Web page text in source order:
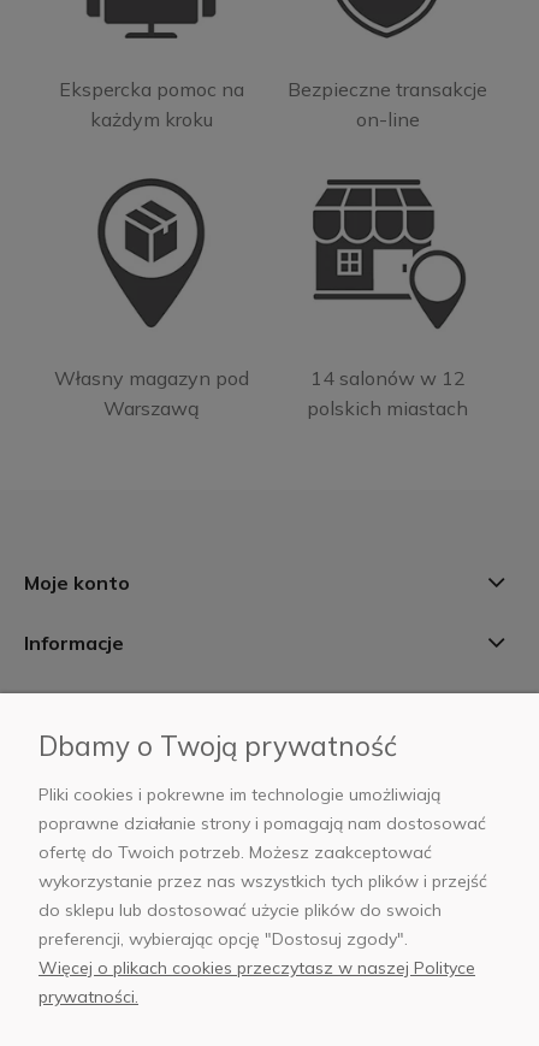
Ekspercka pomoc na
każdym kroku
Bezpieczne transakcje
on-line
Własny magazyn pod
Warszawą
14 salonów w 12
polskich miastach
Moje konto
Informacje
AB Foto
sklep@abfoto.pl
+48 797 971 275
Dbamy o Twoją prywatność
Pliki cookies i pokrewne im technologie umożliwiają
poprawne działanie strony i pomagają nam dostosować
ofertę do Twoich potrzeb. Możesz zaakceptować
wykorzystanie przez nas wszystkich tych plików i przejść
do sklepu lub dostosować użycie plików do swoich
preferencji, wybierając opcję "Dostosuj zgody".
Więcej o plikach cookies przeczytasz w naszej Polityce
prywatności.